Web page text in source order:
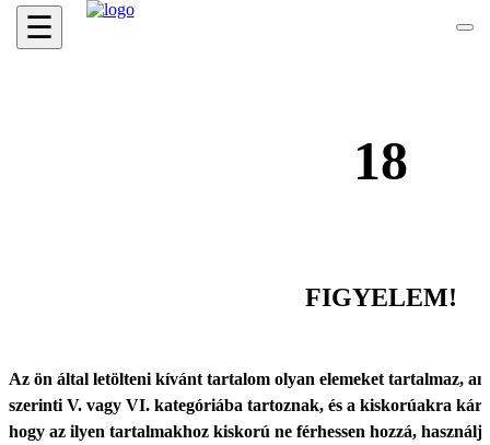
☰
18
FIGYELEM!
Az ön által letölteni kívánt tartalom olyan elemeket tartalmaz,
szerinti V. vagy VI. kategóriába tartoznak, és a kiskorúakra
hogy az ilyen tartalmakhoz kiskorú ne férhessen hozzá,